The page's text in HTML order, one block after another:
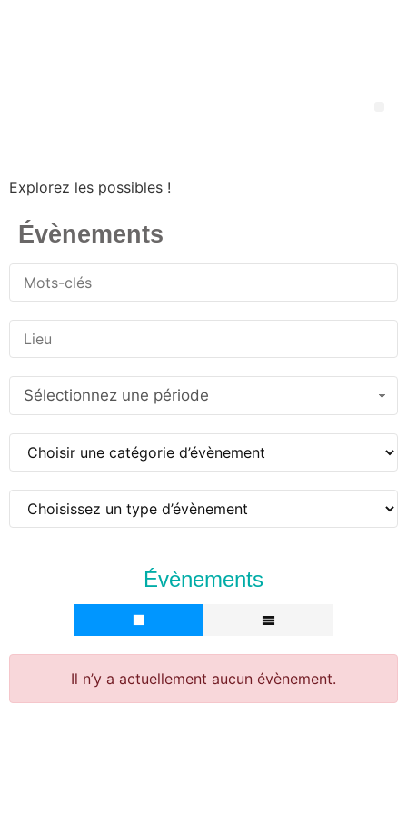
Explorez les possibles !
Évènements
Sélectionnez une période
Évènements
Il n’y a actuellement aucun évènement.